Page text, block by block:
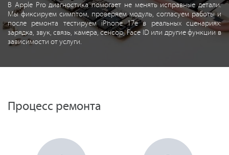
В Apple Pro диагностика помогает не менять исправные детали.
Мы фиксируем симптом, проверяем модуль, согласуем работы и
после ремонта тестируем iPhone 17e в реальных сценариях:
зарядка, звук, связь, камера, сенсор, Face ID или другие функции в
зависимости от услуги.
Процесс ремонта